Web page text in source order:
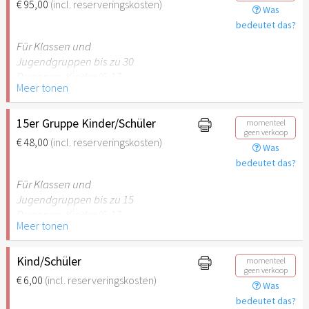
empfehlenswert.
€ 95,00 (incl. reserveringskosten)
Was
bedeutet das?
Für Klassen und
Jugendgruppen bis zu 30
Jahre) oder Schüler mit
Schülerausweis inklusive
erwachsene Begleitperson.
Hinweis: Für Kinder unter 6
Stuttgart nicht
empfehlenswert.
Meer tonen
15er Gruppe Kinder/Schüler
€ 48,00 (incl. reserveringskosten)
momenteel
geen verkoop
Was
bedeutet das?
Für Klassen und
Jugendgruppen bis zu 15
Jahre) oder Schüler mit
Schülerausweis inklusive
erwachsene Begleitperson.
Hinweis: Für Kinder unter 6
Meer tonen
Kind/Schüler
€ 6,00 (incl. reserveringskosten)
momenteel
geen verkoop
Was
bedeutet das?